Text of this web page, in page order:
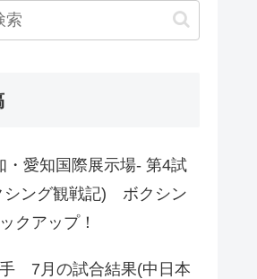
・愛知国際展示場- 第4試
シング観戦記) ボクシン
クアップ！
7月の試合結果(中日本